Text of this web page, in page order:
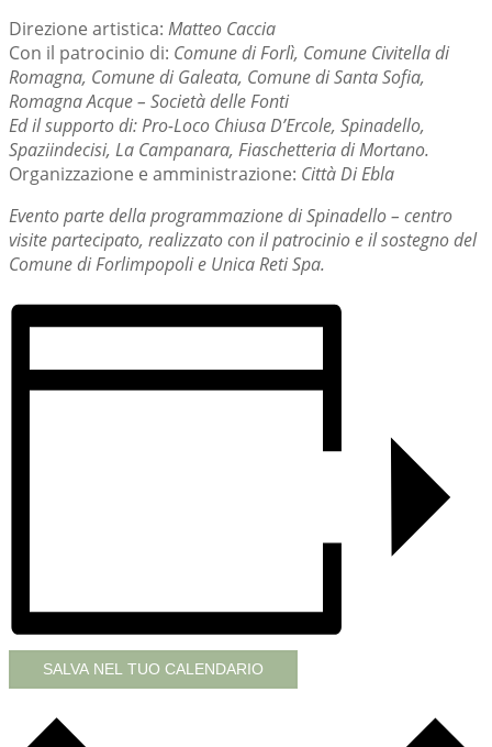
Direzione artistica: Matteo Caccia
Con il patrocinio di: Comune di Forlì, Comune Civitella di
Romagna, Comune di Galeata, Comune di Santa Sofia,
Romagna Acque – Società delle Fonti
Ed il supporto di: Pro-Loco Chiusa D’Ercole, Spinadello,
Spaziindecisi, La Campanara, Fiaschetteria di Mortano.
Organizzazione e amministrazione: Città Di Ebla
Evento parte della programmazione di Spinadello – centro
visite partecipato, realizzato con il patrocinio e il sostegno del
Comune di Forlimpopoli e Unica Reti Spa.
SALVA NEL TUO CALENDARIO